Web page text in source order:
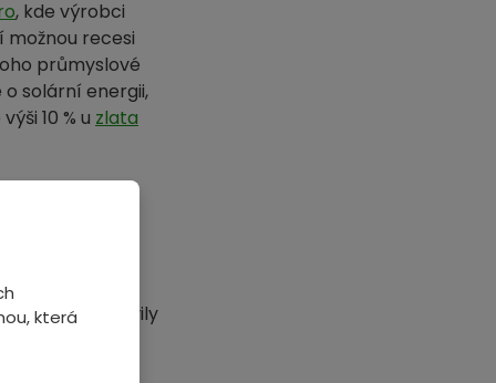
, kde výrobci
recesi
průmyslové
solární energii,
10 % u zlata
se tedy
opět
(Fed). Objevily
stranu
která